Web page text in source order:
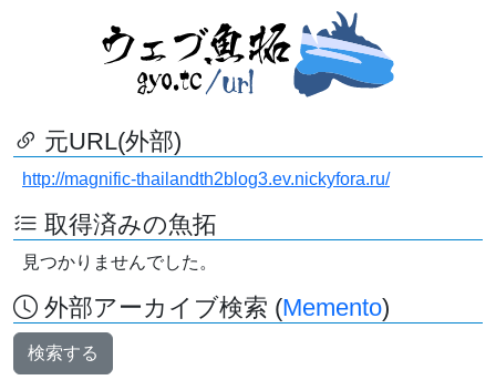
元URL(外部)
http://magnific-thailandth2blog3.ev.nickyfora.ru/
取得済みの魚拓
見つかりませんでした。
外部アーカイブ検索 (Memento)
検索する